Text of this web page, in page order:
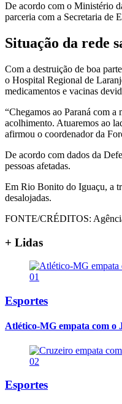
De acordo com o Ministério
parceria com a Secretaria de
Situação da rede
Com a destruição de boa
o Hospital Regional de
medicamentos e vacinas
“Chegamos ao Paraná com a
acolhimento. Atuaremos ao
afirmou o coordenador da
De acordo com dados da
pessoas afetadas.
Em Rio Bonito do Iguaçu, a
desalojadas.
FONTE/CRÉDITOS:
+ Lidas
01
Esportes
Atlético-MG empata com o
02
Esportes